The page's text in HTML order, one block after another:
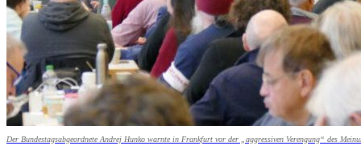
Der Bundestagsabgeordnete Andrej Hunko warnte in Frankfurt vor der „aggressiven Verengung“ des